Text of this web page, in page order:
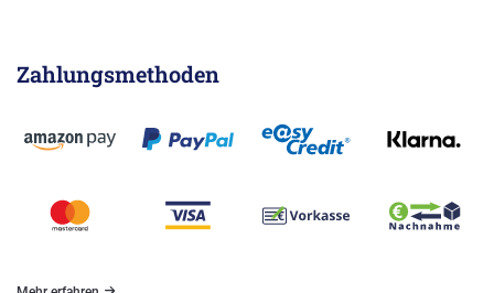
Zahlungsmethoden